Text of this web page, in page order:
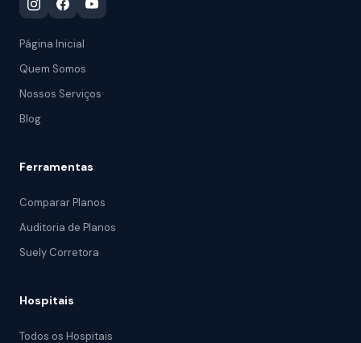
Página Inicial
Quem Somos
Nossos Serviços
Blog
Ferramentas
Comparar Planos
Auditoria de Planos
Suely Corretora
Hospitais
Todos os Hospitais